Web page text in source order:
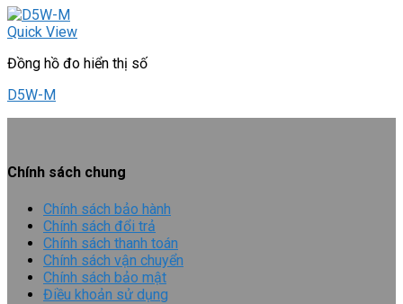
Quick View
Đồng hồ đo hiển thị số
D5W-M
Chính sách chung
Chính sách bảo hành
Chính sách đổi trả
Chính sách thanh toán
Chính sách vận chuyển
Chính sách bảo mật
Điều khoản sử dụng